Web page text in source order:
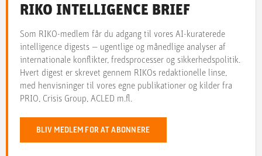
RIKO INTELLIGENCE BRIEF
Som RIKO-medlem får du adgang til vores AI-kuraterede
intelligence digests — ugentlige og månedlige analyser af
internationale konflikter, fredsprocesser og sikkerhedspolitik.
Hvert digest er skrevet gennem RIKOs redaktionelle linse,
med henvisninger til vores egne publikationer og kilder fra
PRIO, Crisis Group, ACLED m.fl.
BLIV MEDLEM FOR AT ABONNERE